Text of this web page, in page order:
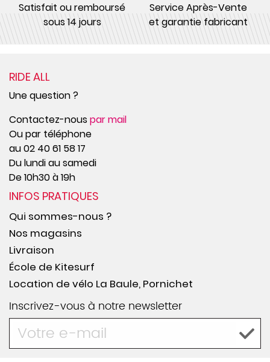
Satisfait ou remboursé
sous 14 jours
Service Après-Vente
et garantie fabricant
RIDE ALL
Une question ?
Contactez-nouspar mail
Ou par téléphone
au 02 40 61 58 17
Du lundi au samedi
De 10h30 à 19h
INFOS PRATIQUES
Qui sommes-nous ?
Nos magasins
Livraison
École de Kitesurf
Location de vélo La Baule, Pornichet
Inscrivez-vous à notre newsletter